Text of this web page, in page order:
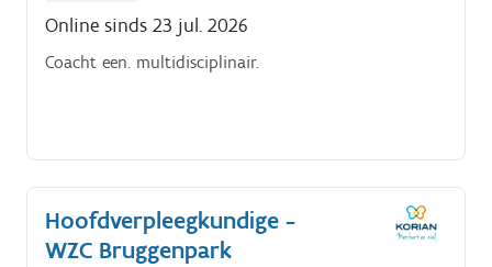
Online sinds 23 jul. 2026
Coacht een. multidisciplinair.
Hoofdverpleegkundige -
WZC Bruggenpark